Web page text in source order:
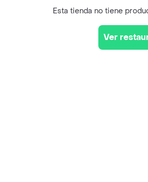
Esta tienda no tiene
Ver